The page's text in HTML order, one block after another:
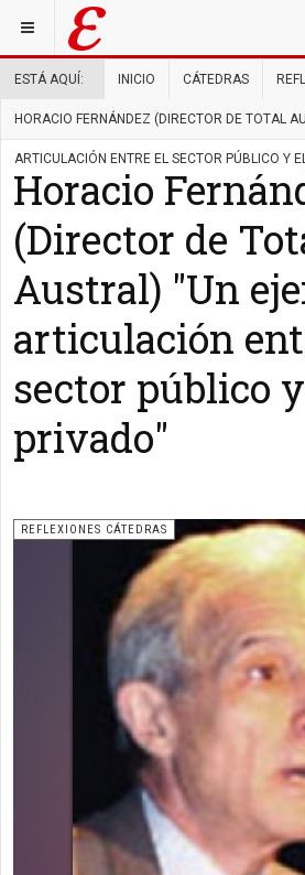
ESTÁ AQUÍ: INICIO CÁTEDRAS
HORACIO FERNÁNDEZ (DIRECTOR DE TOTAL
ARTICULACIÓN ENTRE EL SECTOR PÚBLICO Y
Horacio
(Director de
Austral) "Un
articulación
sector público
privado"
REFLEXIONES CÁTEDRAS